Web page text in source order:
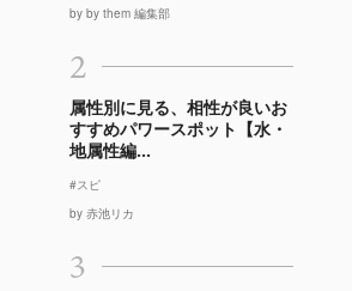
by by them 編集部
2
属性別に見る、相性が良いお
すすめパワースポット【水・
地属性編...
#スピ
by 赤池リカ
3